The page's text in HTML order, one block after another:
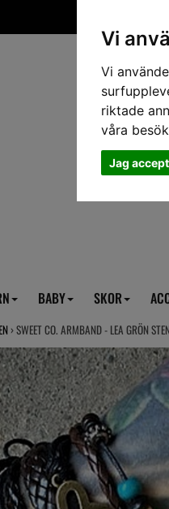
Vi
Vi
riktade
våra
Jag
BABY SKOR
› SWEET CO. ARMBAND - LEA GRÖN STEN